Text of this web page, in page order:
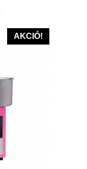
AKCIÓ!